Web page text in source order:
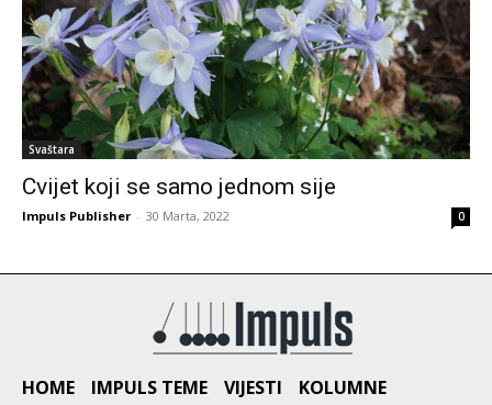
Svaštara
Cvijet koji se samo jednom sije
Impuls Publisher - 30 Marta, 2022 0
HOME IMPULS TEME VIJESTI
KOLUMNE